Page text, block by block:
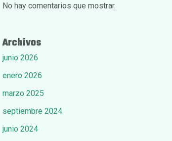
No hay comentarios que mostrar.
Archivos
junio 2026
enero 2026
marzo 2025
septiembre 2024
junio 2024